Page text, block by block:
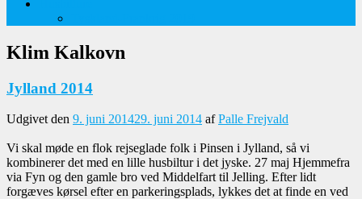
Klim Kalkovn
Jylland 2014
Udgivet den 9. juni 201429. juni 2014 afPalle Frejvald
Vi skal møde en flok rejseglade folk i Pinsen i Jylland, så vi
kombinerer det med en lille husbiltur i det jyske. 27 maj Hjemmefra
via Fyn og den gamle bro ved Middelfart til Jelling. Efter lidt
forgæves kørsel efter en parkeringsplads, lykkes det at finde en ved